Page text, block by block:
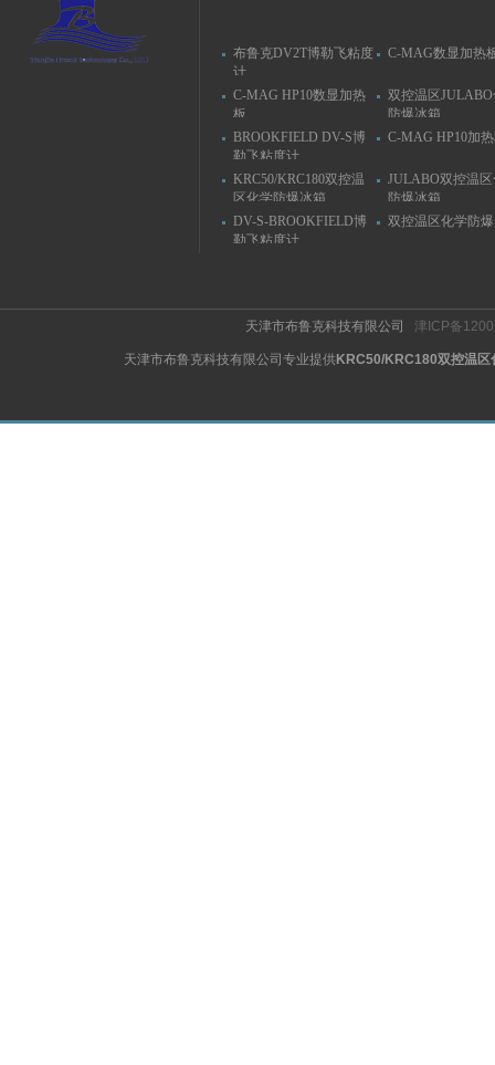
布鲁克DV2T博勒飞粘度
计
C-MAG数显加热
C-MAG HP10数显加热
板
双控温区
防爆冰箱
BROOKFIELD DV-S博
勒飞粘度计
C-MAG HP10加
KRC50/KRC180双控温
区化学防爆冰箱
JULABO双控温
防爆冰箱
DV-S-BROOKFIELD博
勒飞粘度计
双控温区化学防
天津市布鲁克科技有限公司 津ICP备
天津市布鲁克科技有限公司专业提供KRC50/KRC180双控温区